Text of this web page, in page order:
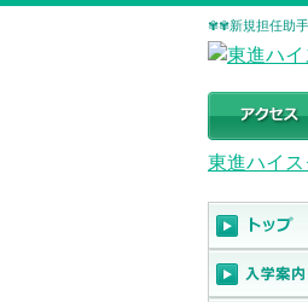
✾✾新規担任助
東進ハイ